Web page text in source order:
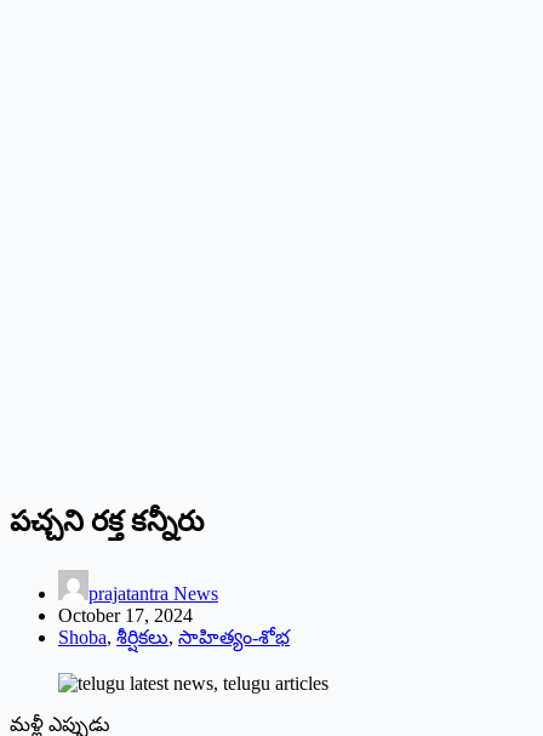
పచ్చని రక్త కన్నీరు
prajatantra News
October 17, 2024
Shoba, శీర్షికలు, సాహిత్యం-శోభ
మళ్లీ ఎప్పుడు